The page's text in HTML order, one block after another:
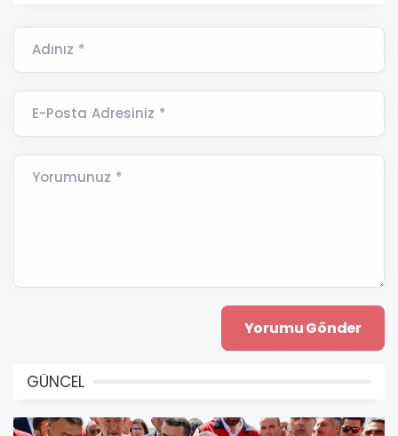
Adınız *
E-Posta Adresiniz *
Yorumunuz *
GÜNCEL